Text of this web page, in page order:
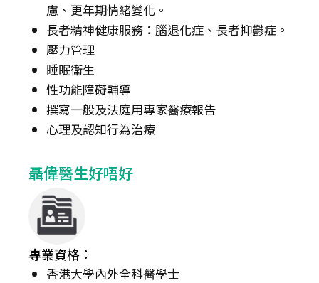
慮、更年期情緒變化。
長者精神健康服務：腦退化症、長者抑鬱症。
壓力管理
睡眠衛生
性功能障礙輔導
撰寫一般及法庭用專家醫療報告
心理及認知行為治療
聶偉醫生好唔好
專業資格：
香港大學內外全科醫學士